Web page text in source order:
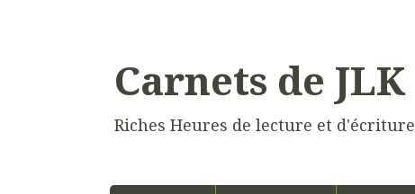
Carnets de JLK
Riches Heures de lecture et d'écriture